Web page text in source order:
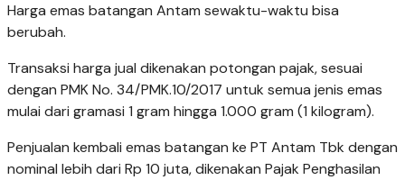
Harga emas batangan Antam sewaktu-waktu bisa
berubah.
‎Transaksi harga jual dikenakan potongan pajak, sesuai
dengan PMK No. 34/PMK.10/2017 untuk semua jenis emas
mulai dari gramasi 1 gram hingga 1.000 gram (1 kilogram).
Penjualan kembali emas batangan ke PT Antam Tbk dengan
nominal lebih dari Rp 10 juta, dikenakan Pajak Penghasilan